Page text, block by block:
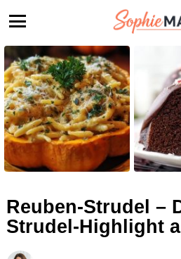
STORIES
Reuben-Strudel –
Strudel-Highlight